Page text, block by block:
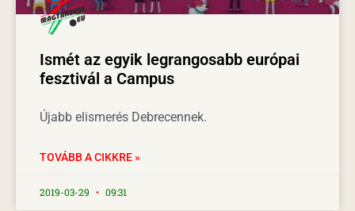
Ismét az egyik legrangosabb európai
fesztivál a Campus
Újabb elismerés Debrecennek.
TOVÁBB A CIKKRE »
2019-03-29 09:31